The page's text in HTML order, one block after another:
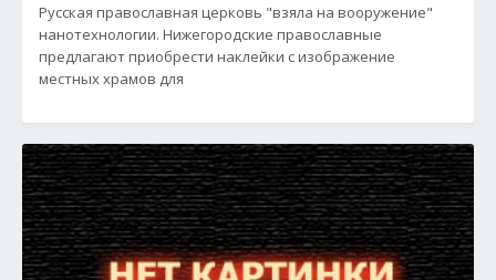
Русская православная церковь "взяла на вооружение"
нанотехнологии. Нижегородские православные
предлагают приобрести наклейки с изображение
местных храмов для